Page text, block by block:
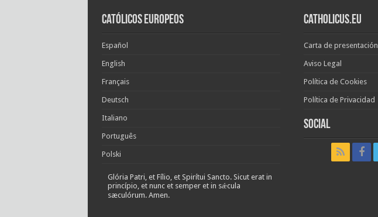
Católicos Europeos
Español
English
Français
Deutsch
Italiano
Português
Polski
Glória Patri, et Fílio, et Spirítui Sancto. Sicut erat in
princípio, et nunc et semper et in sǽcula
sæculórum. Amen.
Catholicus.eu
Carta de presentación
Aviso Legal
Política de Cookies
Política de Privacidad
Social